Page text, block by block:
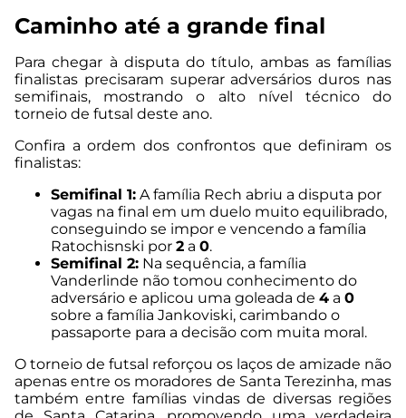
Caminho até a grande final
Para chegar à disputa do título, ambas as famílias
finalistas precisaram superar adversários duros nas
semifinais, mostrando o alto nível técnico do
torneio de futsal deste ano.
Confira a ordem dos confrontos que definiram os
finalistas:
Semifinal 1: A família Rech abriu a disputa por
vagas na final em um duelo muito equilibrado,
conseguindo se impor e vencendo a família
Ratochisnski por 2 a 0.
Semifinal 2: Na sequência, a família
Vanderlinde não tomou conhecimento do
adversário e aplicou uma goleada de 4 a 0
sobre a família Jankoviski, carimbando o
passaporte para a decisão com muita moral.
O torneio de futsal reforçou os laços de amizade não
apenas entre os moradores de Santa Terezinha, mas
também entre famílias vindas de diversas regiões